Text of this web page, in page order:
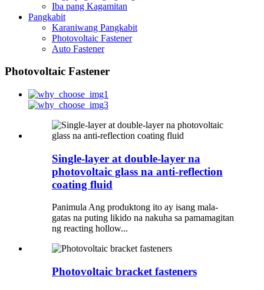
Iba pang Kagamitan
Pangkabit
Karaniwang Pangkabit
Photovoltaic Fastener
Auto Fastener
Photovoltaic Fastener
Single-layer at double-layer na
photovoltaic glass na anti-reflection
coating fluid
Panimula Ang produktong ito ay isang mala-
gatas na puting likido na nakuha sa pamamagitan
ng reacting hollow...
Photovoltaic bracket fasteners